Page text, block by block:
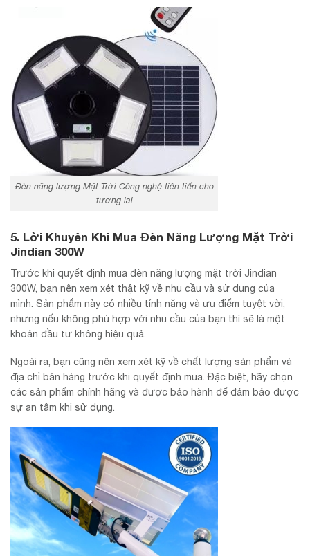
Đèn năng lượng Mặt Trời Công nghệ tiên tiến cho
tương lai
5. Lời Khuyên Khi Mua Đèn Năng Lượng Mặt Trời
Jindian 300W
Trước khi quyết định mua đèn năng lượng mặt trời Jindian
300W, bạn nên xem xét thật kỹ về nhu cầu và sử dụng của
mình. Sản phẩm này có nhiều tính năng và ưu điểm tuyệt vời,
nhưng nếu không phù hợp với nhu cầu của bạn thì sẽ là một
khoản đầu tư không hiệu quả.
Ngoài ra, bạn cũng nên xem xét kỹ về chất lượng sản phẩm và
địa chỉ bán hàng trước khi quyết định mua. Đặc biệt, hãy chọn
các sản phẩm chính hãng và được bảo hành để đảm bảo được
sự an tâm khi sử dụng.